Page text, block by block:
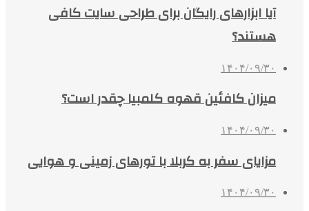
آیا ابزارهای رایگان برای طراحی سایت کافی
هستند؟
۱۴۰۴/۰۹/۳۰
میزان کافئین قهوه کلمبیا چقدر است؟
۱۴۰۴/۰۹/۳۰
مزایای سفر به کربلا با تورهای زمینی و هوایی
۱۴۰۴/۰۹/۳۰